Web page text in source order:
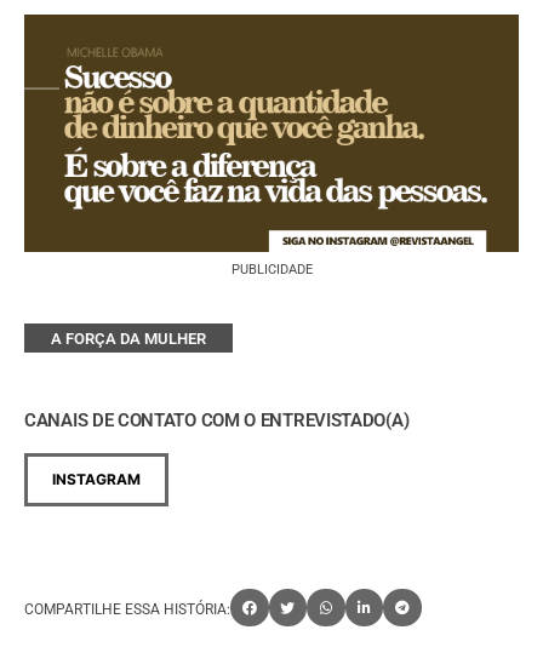
PUBLICIDADE
A FORÇA DA MULHER
CANAIS DE CONTATO COM O ENTREVISTADO(A)
INSTAGRAM
COMPARTILHE ESSA HISTÓRIA: